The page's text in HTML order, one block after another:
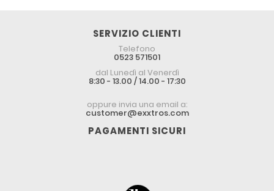
SERVIZIO CLIENTI
Telefono
0523 571501
dal Lunedì al Venerdì
8:30 - 13.00 / 14.00 - 17:30
oppure invia una email a:
customer@exxtros.com
PAGAMENTI SICURI